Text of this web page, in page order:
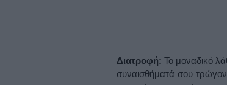
Διατροφή: Το μοναδικό
συναισθήματά σου